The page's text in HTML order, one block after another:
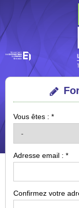
Vous êtes : *
Adresse email : *
Confirmez votre